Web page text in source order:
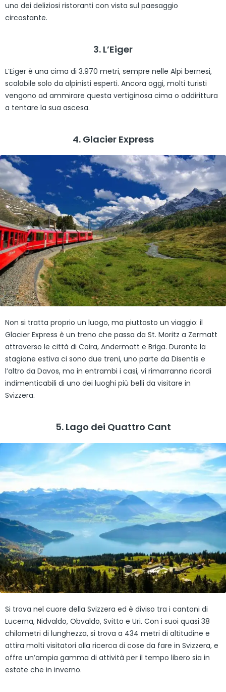
uno dei deliziosi ristoranti con vista sul paesaggio
circostante.
3. L’Eiger
L’Eiger è una cima di 3.970 metri, sempre nelle Alpi bernesi,
scalabile solo da alpinisti esperti. Ancora oggi, molti turisti
vengono ad ammirare questa vertiginosa cima o addirittura
a tentare la sua ascesa.
4. Glacier Express
Non si tratta proprio un luogo, ma piuttosto un viaggio: il
Glacier Express è un treno che passa da St. Moritz a Zermatt
attraverso le città di Coira, Andermatt e Briga. Durante la
stagione estiva ci sono due treni, uno parte da Disentis e
l’altro da Davos, ma in entrambi i casi, vi rimarranno ricordi
indimenticabili di uno dei luoghi più belli da visitare in
Svizzera.
5. Lago dei Quattro Cant
Si trova nel cuore della Svizzera ed è diviso tra i cantoni di
Lucerna, Nidvaldo, Obvaldo, Svitto e Uri. Con i suoi quasi 38
chilometri di lunghezza, si trova a 434 metri di altitudine e
attira molti visitatori alla ricerca di cose da fare in Svizzera, e
offre un’ampia gamma di attività per il tempo libero sia in
estate che in inverno.